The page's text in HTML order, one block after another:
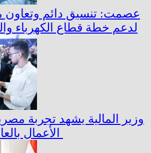
عصمت: تنسيق دائم وتعاون
لدعم خطة قطاع الكهرباء
وزير المالية يشهد تجربة